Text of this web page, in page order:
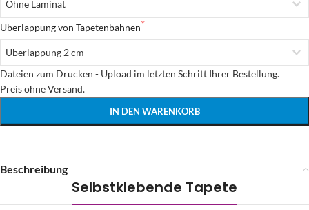
Überlappung von Tapetenbahnen
Dateien zum Drucken - Upload im letzten Schritt Ihrer Bestellung.
Preis ohne Versand.
IN DEN WARENKORB
Beschreibung
Selbstklebende Tapete